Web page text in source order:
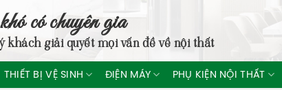
có chuyên gia
khách giải quyết mọi vấn đề về nội thất
THIẾT BỊ VỆ SINH ĐIỆN MÁY PHỤ KIỆN NỘI THẤT